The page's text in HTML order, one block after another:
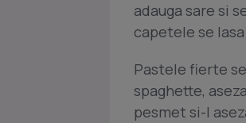
adauga sare si
capetele se
Pastele fierte
spaghette,
pesmet si-l